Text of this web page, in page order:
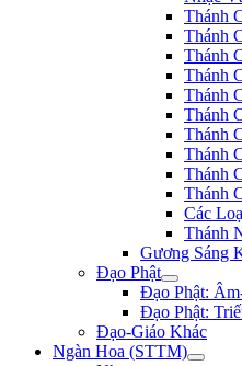
Thánh
Thánh
Thánh
Thánh
Thánh
Thánh
Thánh
Thánh
Thánh
Thánh
Các
Thánh
Gương Sáng
Đạo Phật
Đạo Phật:
Đạo Phật:
Đạo-Giáo Khác
Ngàn Hoa (STTM)